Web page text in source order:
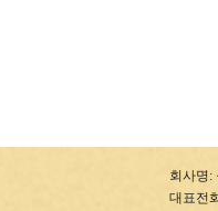
회사명:
대표전